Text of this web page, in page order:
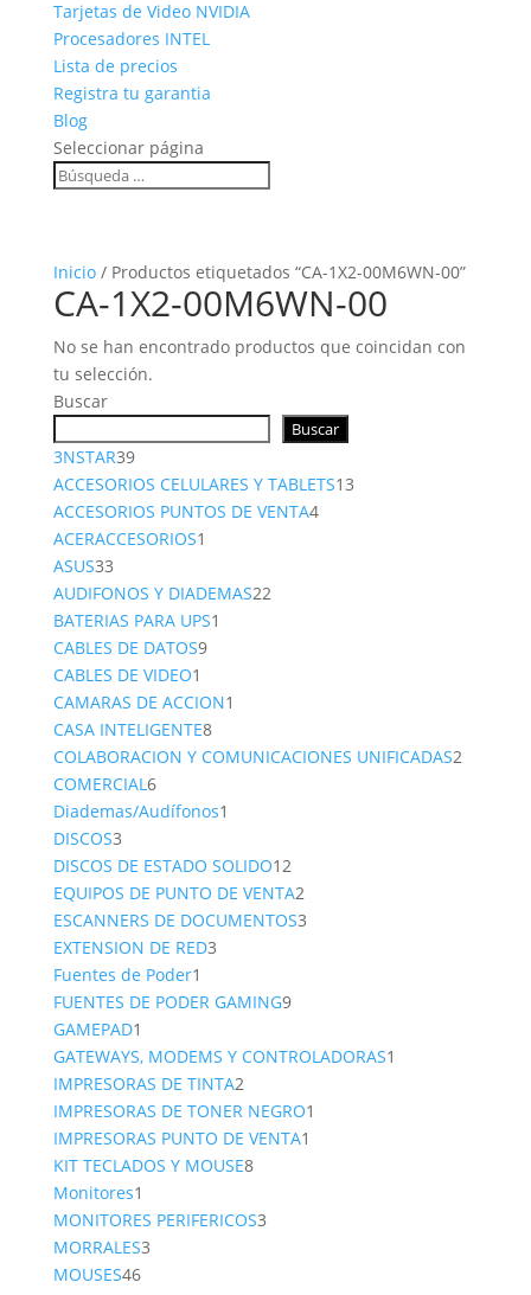
Tarjetas de Video NVIDIA
Procesadores INTEL
Lista de precios
Registra tu garantia
Blog
Seleccionar página
Inicio/ Productos etiquetados “CA-1X2-00M6WN-00”
CA-1X2-00M6WN-00
No se han encontrado productos que coincidan con
tu selección.
Buscar
Buscar
3NSTAR3939
productos
ACCESORIOS CELULARES Y TABLETS1313
ACCESORIOS PUNTOS DE VENTA44
ACERACCESORIOS1
ASUS3333
productos
AUDIFONOS Y DIADEMAS2222
BATERIAS PARA UPS1
CABLES DE DATOS99
CABLES DE VIDEO1
producto
CAMARAS DE ACCION1
CASA INTELIGENTE88
productos
COLABORACION Y COMUNICACIONES UNIFICADAS22
COMERCIAL66
productos
Diademas/Audífonos1
DISCOS33
productos
DISCOS DE ESTADO SOLIDO1212
productos
EQUIPOS DE PUNTO DE VENTA22
productos
ESCANNERS DE DOCUMENTOS33
EXTENSION DE RED33
Fuentes de Poder1
producto
FUENTES DE PODER GAMING99
GAMEPAD1
producto
GATEWAYS, MODEMS Y CONTROLADORAS1
IMPRESORAS DE TINTA22
productos
IMPRESORAS DE TONER NEGRO1
IMPRESORAS PUNTO DE VENTA1
KIT TECLADOS Y MOUSE88
Monitores1
producto
MONITORES PERIFERICOS33
MORRALES33
MOUSES4646